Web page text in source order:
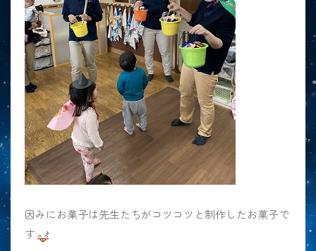
因みにお菓子は先生たちがコツコツと制作したお菓子で
す